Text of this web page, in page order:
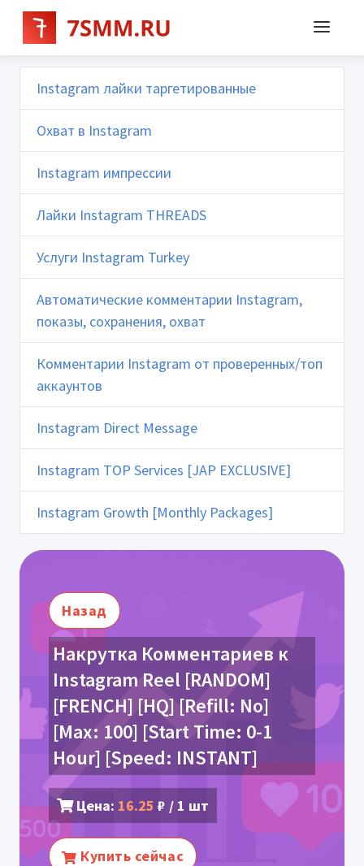
Instagram лайки таргетированные
Охват в Instagram
Instagram импрессии
Лайки Instagram THREADS
Услуги Instagram Turkey
Автоматические комментарии Instagram,
показы, сохранения, охват
Комментарии Instagram от проверенных/топ
аккаунтов
Instagram Direct Message
Instagram TOP Services [JAP EXCLUSIVE]
Instagram Growth [Monthly Packages]
Назад
Накрутка Комментариев к
Instagram Reel [RANDOM]
[FRENCH] [HQ] [Refill: No]
[Max: 100] [Start Time: 0-1
Hour] [Speed: INSTANT]
Цена: 16.25 ₽ / 1 шт
Купить сейчас